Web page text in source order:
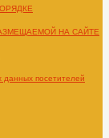
НА САЙТЕ
данных посетителей